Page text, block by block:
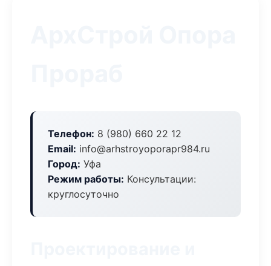
Телефон: 8 (980) 660 22 12
Email: info@arhstroyoporapr984.ru
Город: Уфа
Режим работы: Консультации:
круглосуточно